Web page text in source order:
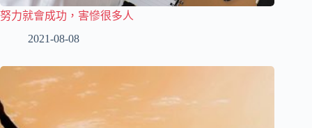
努力就會成功，害慘很多人
2021-08-08